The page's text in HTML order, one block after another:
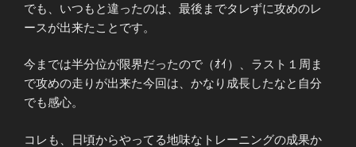
でも、いつもと違ったのは、最後までタレずに攻めのレ
ースが出来たことです。
今までは半分位が限界だったので（ｵｲ）、ラスト１周ま
で攻めの走りが出来た今回は、かなり成長したなと自分
でも感心。
コレも、日頃からやってる地味なトレーニングの成果か